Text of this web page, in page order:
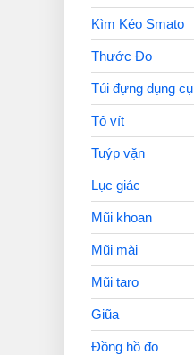
Kìm Kéo Smato
Thước Đo
Túi đựng dụng cụ
Tô vít
Tuýp vặn
Lục giác
Mũi khoan
Mũi mài
Mũi taro
Giũa
Đồng hồ đo